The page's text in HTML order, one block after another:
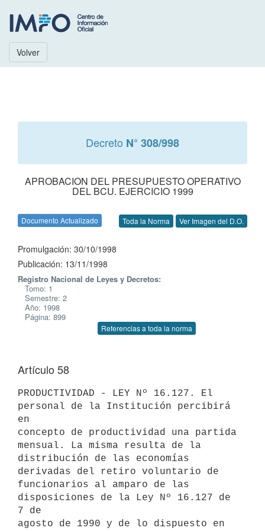
Volver
Decreto N° 308/998
APROBACION DEL PRESUPUESTO OPERATIVO
DEL BCU. EJERCICIO 1999
Documento Actualizado Toda la Norma Ver Imagen del D.O.
Promulgación: 30/10/1998
Publicación: 13/11/1998
Registro Nacional de Leyes y Decretos:
Tomo: 1
Semestre: 2
Año: 1998
Página: 899
Referencias a toda la norma
Artículo 58
PRODUCTIVIDAD - LEY Nº 16.127. El
personal de la Institución percibirá
en
concepto de productividad una partida
mensual. La misma resulta de la
distribución de las economías
derivadas del retiro voluntario de
funcionarios al amparo de las
disposiciones de la Ley Nº 16.127 de
7 de
agosto de 1990 y de lo dispuesto en